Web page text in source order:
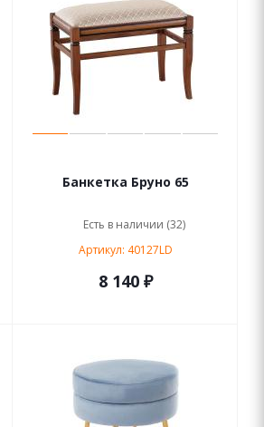
Банкетка Бруно 65
Есть в наличии (32)
Артикул: 40127LD
8 140 ₽